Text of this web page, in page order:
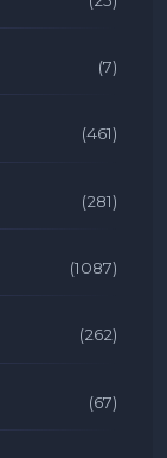
(7)
(461)
(281)
(1087)
(262)
(67)